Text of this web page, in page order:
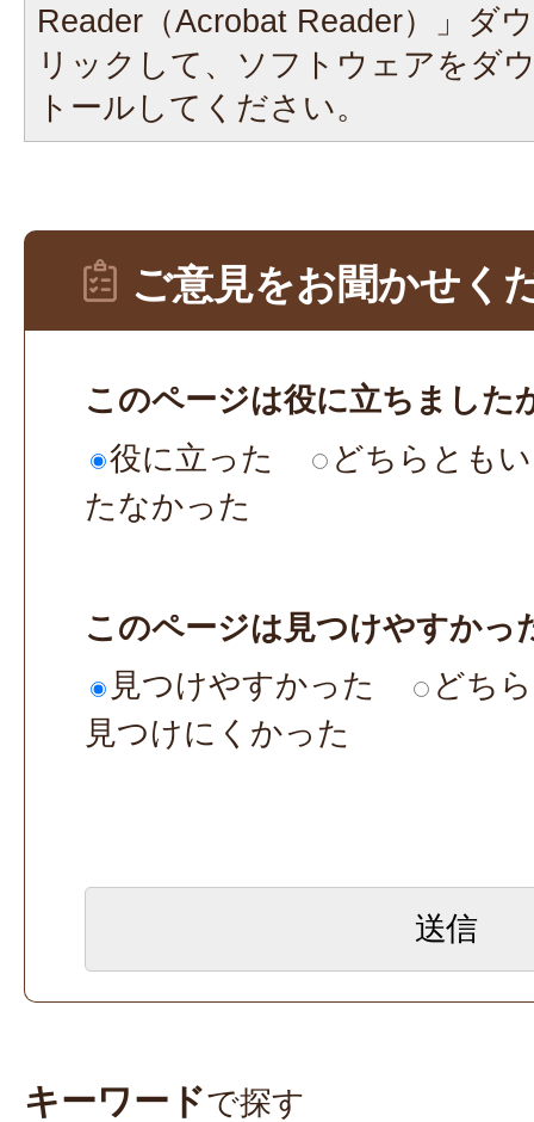
Reader（Acrobat Reader）」ダ
リックして、ソフトウェアをダ
トールしてください。
ご意見をお聞かせく
このページは役に立ちました
役に立った
どちらとも
たなかった
このページは見つけやすかっ
見つけやすかった
どち
見つけにくかった
キーワードで探す